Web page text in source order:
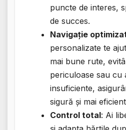
puncte de interes,
de succes.
Navigație
personalizate te
mai bune rute,
periculoase sau cu
insuficiente,
sigură și mai
Control total: Ai